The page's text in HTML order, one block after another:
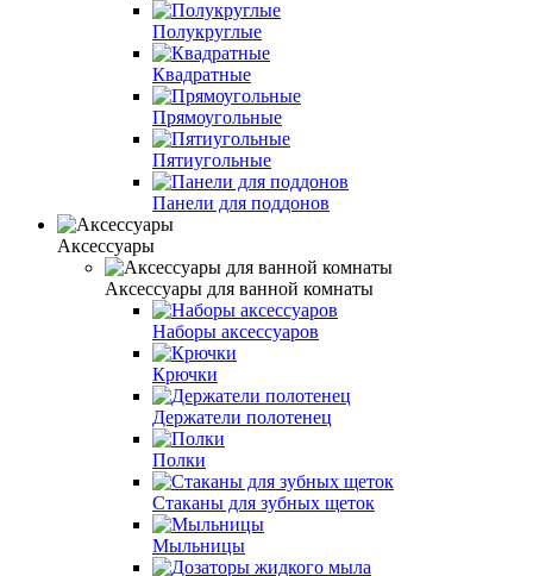
Полукруглые
Квадратные
Прямоугольные
Пятиугольные
Панели для поддонов
Аксессуары
Аксессуары для ванной комнаты
Наборы аксессуаров
Крючки
Держатели полотенец
Полки
Стаканы для зубных щеток
Мыльницы